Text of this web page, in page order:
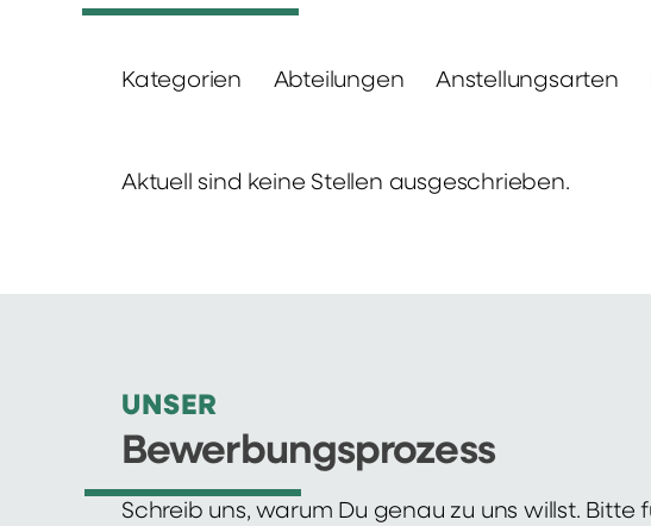
Kategorien Abteilungen Anstellungsarten
Aktuell sind keine Stellen ausgeschrieben.
UNSER
Bewerbungsprozess
Schreib uns, warum Du genau zu uns willst.